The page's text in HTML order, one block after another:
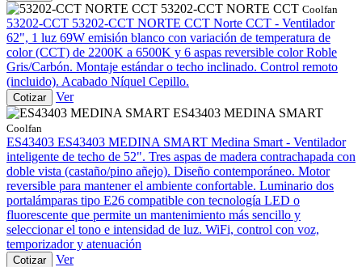
53202-CCT NORTE CCT Coolfan
53202-CCT 53202-CCT NORTE CCT Norte CCT - Ventilador
62", 1 luz 69W emisión blanco con variación de temperatura de
color (CCT) de 2200K a 6500K y 6 aspas reversible color Roble
Gris/Carbón. Montaje estándar o techo inclinado. Control remoto
(incluido). Acabado Níquel Cepillo.
Cotizar
Ver
ES43403 MEDINA SMART
Coolfan
ES43403 ES43403 MEDINA SMART Medina Smart - Ventilador
inteligente de techo de 52". Tres aspas de madera contrachapada con
doble vista (castaño/pino añejo). Diseño contemporáneo. Motor
reversible para mantener el ambiente confortable. Luminario dos
portalámparas tipo E26 compatible con tecnología LED o
fluorescente que permite un mantenimiento más sencillo y
seleccionar el tono e intensidad de luz. WiFi, control con voz,
temporizador y atenuación
Cotizar
Ver